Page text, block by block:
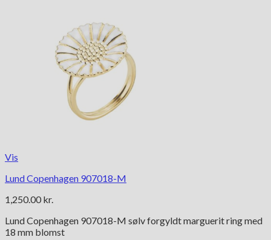
Vis
Lund Copenhagen 907018-M
1,250.00 kr.
Lund Copenhagen 907018-M sølv forgyldt marguerit ring med
18 mm blomst